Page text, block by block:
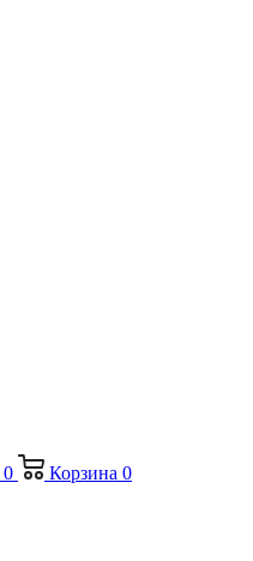
0 Корзина 0